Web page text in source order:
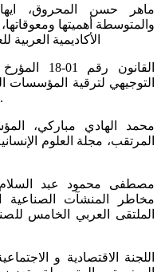
ماهر حسن المحروق،
والمتوسطة أهميتها
الأكاديمية العربية
التوجيهي لترقية المؤسسات
رقم 77،المنشورة في 15ديسمبر2001.
محمد الهادي مباركي،
المرتقب، مجلة العلوم
مصطفى محمود عبد السلام،
مخاطر المنشآت الصناعية
الملتقى العربي الخامس
اللجنة الاقتصادية و